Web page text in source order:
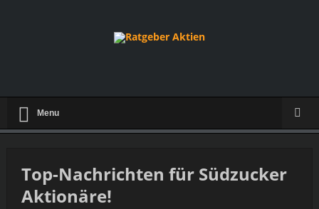
Menu
Top-Nachrichten für Südzucker
Aktionäre!